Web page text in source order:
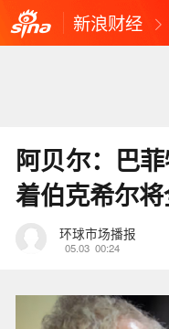
新浪财经
阿贝尔：巴
着伯克希尔
环球市场播报
05.03 00:24